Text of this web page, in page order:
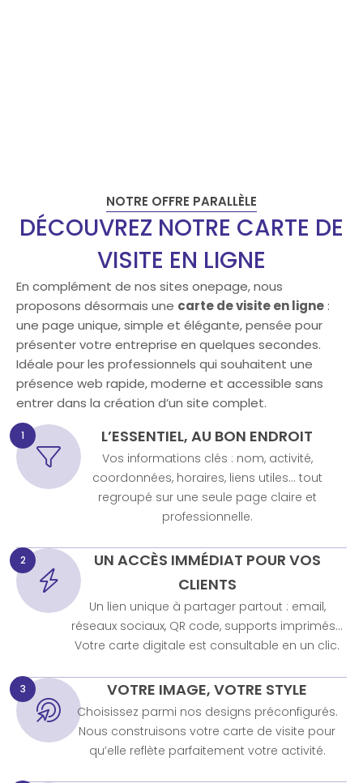
NOTRE OFFRE PARALLÈLE
DÉCOUVREZ NOTRE CARTE DE
VISITE EN LIGNE
En complément de nos sites onepage, nous
proposons désormais une carte de visite en ligne :
une page unique, simple et élégante, pensée pour
présenter votre entreprise en quelques secondes.
Idéale pour les professionnels qui souhaitent une
présence web rapide, moderne et accessible sans
entrer dans la création d’un site complet.
1 L’ESSENTIEL, AU BON ENDROIT
Vos informations clés : nom, activité,
coordonnées, horaires, liens utiles… tout
regroupé sur une seule page claire et
professionnelle.
2
UN ACCÈS IMMÉDIAT POUR VOS
CLIENTS
Un lien unique à partager partout : email,
réseaux sociaux, QR code, supports imprimés…
Votre carte digitale est consultable en un clic.
3 VOTRE IMAGE, VOTRE STYLE
Choisissez parmi nos designs préconfigurés.
Nous construisons votre carte de visite pour
qu’elle reflète parfaitement votre activité.